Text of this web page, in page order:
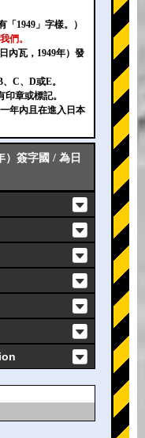
「1949」字樣。）
們。
內瓦，1949年）發
C、D或E。
章或標記。
年內且在進入日本
）簽字國 / 為日